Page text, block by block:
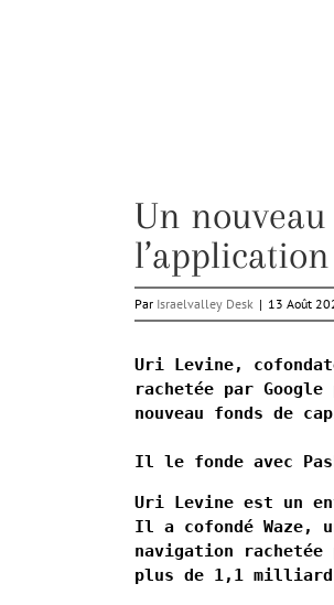
Un
Par Israelvalley Desk | 13 Août
Uri Levine,
rachetée par
nouveau fonds de
Il le fonde avec
Uri Levine est un
Il a cofondé Waze,
navigation rachetée
plus de 1,1